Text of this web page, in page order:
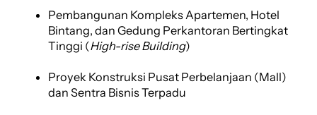
Pembangunan Kompleks Apartemen, Hotel
Bintang, dan Gedung Perkantoran Bertingkat
Tinggi (High-rise Building)
Proyek Konstruksi Pusat Perbelanjaan (Mall)
dan Sentra Bisnis Terpadu